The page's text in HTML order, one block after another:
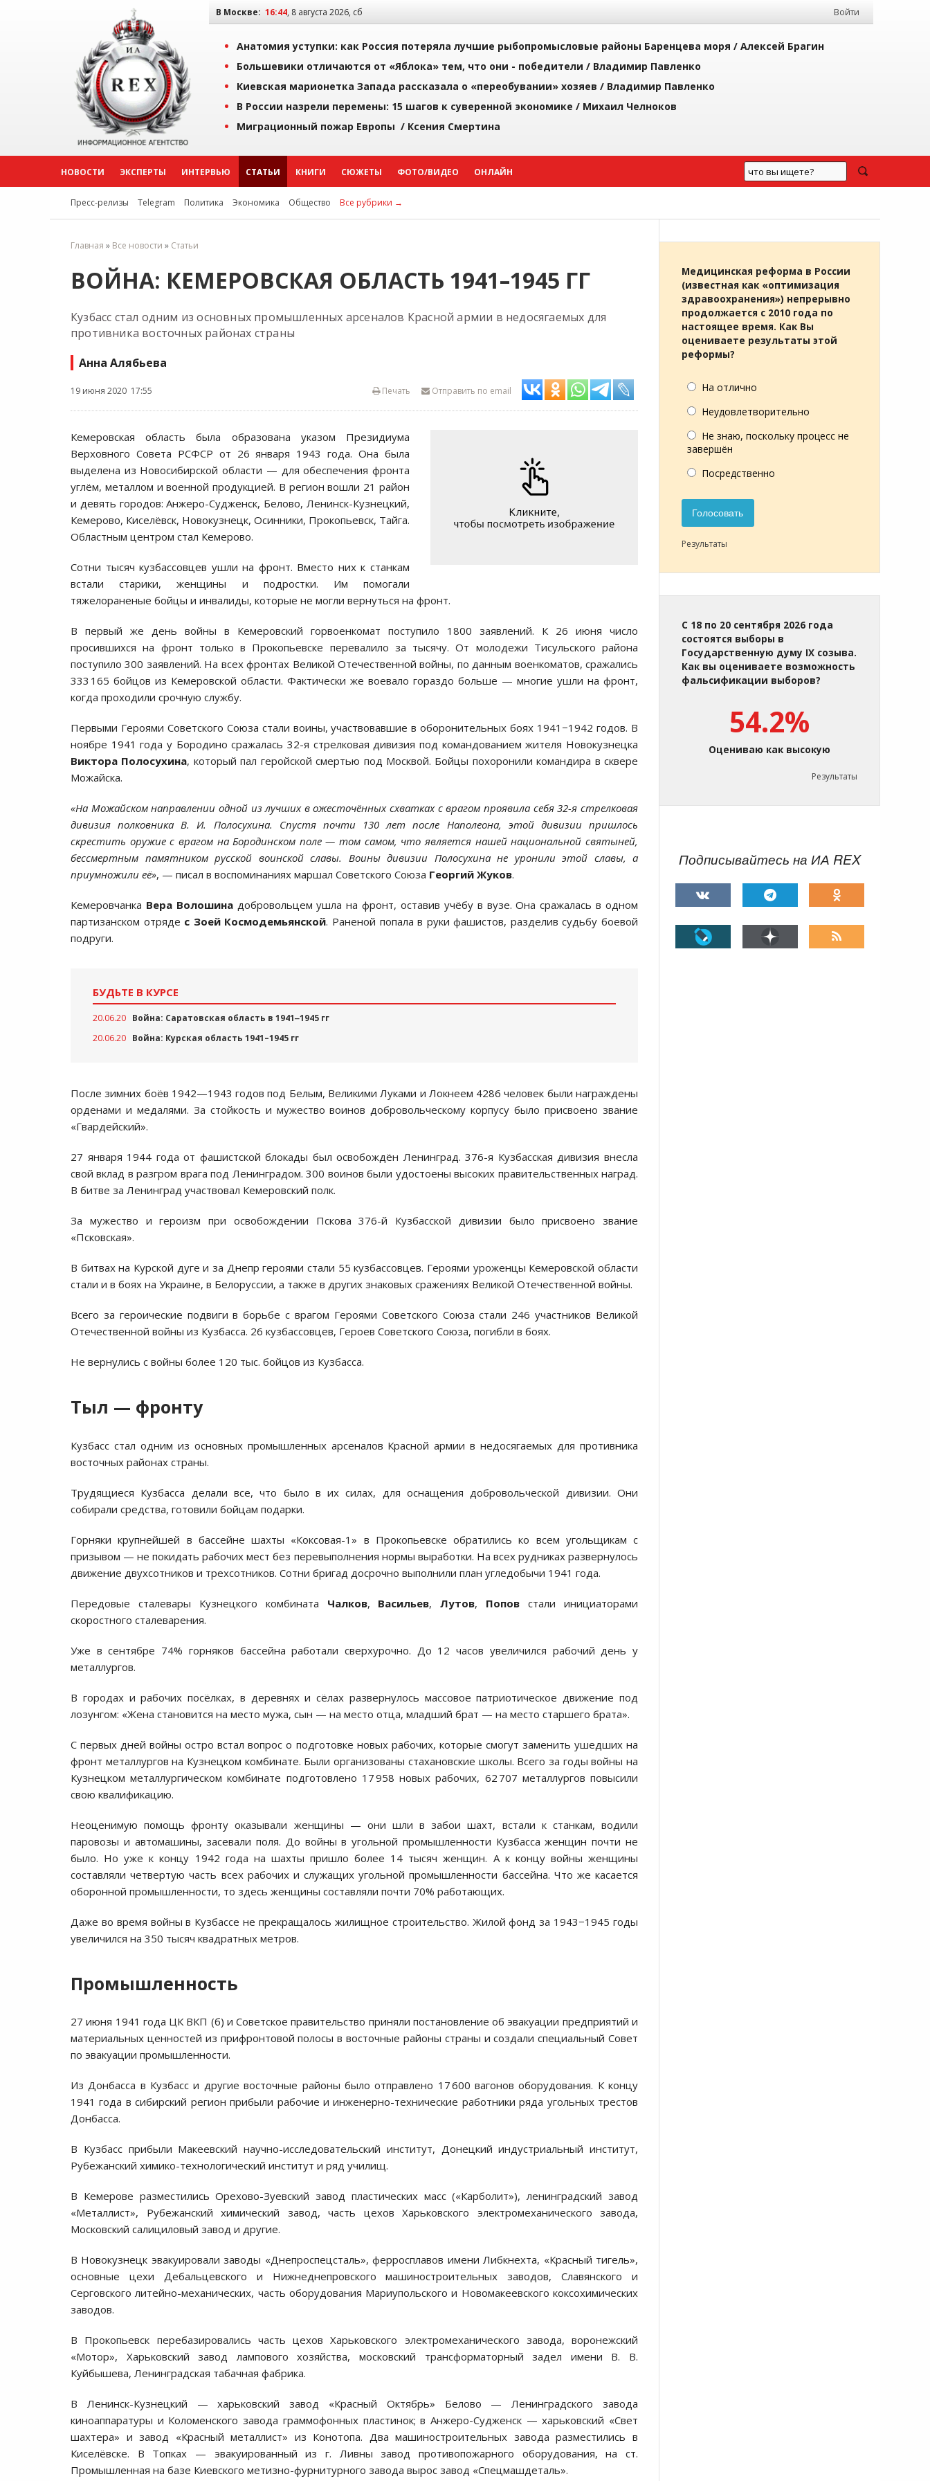
В Москве: 16:44, 8 августа 2026, сб Войти
Анатомия уступки: как Россия потеряла лучшие рыбопромысловые районы Баренцева моря / Алексей Брагин
Большевики отличаются от «Яблока» тем, что они - победители / Владимир Павленко
Киевская марионетка Запада рассказала о «переобувании» хозяев / Владимир Павленко
В России назрели перемены: 15 шагов к суверенной экономике / Михаил Челноков
Миграционный пожар Европы / Ксения Смертина
НОВОСТИ ЭКСПЕРТЫ ИНТЕРВЬЮ СТАТЬИ КНИГИ СЮЖЕТЫ ФОТО/ВИДЕО ОНЛАЙН
Пресс-релизы Telegram Политика Экономика Общество Все рубрики →
Главная » Все новости » Статьи
ВОЙНА: КЕМЕРОВСКАЯ ОБЛАСТЬ 1941–1945 ГГ
Кузбасс стал одним из основных промышленных арсеналов Красной армии в недосягаемых для
противника восточных районах страны
Анна Алябьева
19 июня 2020 17:55 Отправить по email
Печать
Кемеровская область была образована указом Президиума
Верховного Совета РСФСР от 26 января 1943 года. Она была
выделена из Новосибирской области — для обеспечения фронта
углём, металлом и военной продукцией. В регион вошли 21 район
и девять городов: Анжеро-Судженск, Белово, Ленинск-Кузнецкий,
Кемерово, Киселёвск, Новокузнецк, Осинники, Прокопьевск, Тайга.
Областным центром стал Кемерово.
Сотни тысяч кузбассовцев ушли на фронт. Вместо них к станкам
встали старики, женщины и подростки. Им помогали
тяжелораненые бойцы и инвалиды, которые не могли вернуться на фронт.
В первый же день войны в Кемеровский горвоенкомат поступило 1800 заявлений. К 26 июня число
просившихся на фронт только в Прокопьевске перевалило за тысячу. От молодежи Тисульского района
поступило 300 заявлений. На всех фронтах Великой Отечественной войны, по данным военкоматов, сражались
333 165 бойцов из Кемеровской области. Фактически же воевало гораздо больше — многие ушли на фронт,
когда проходили срочную службу.
Первыми Героями Советского Союза стали воины, участвовавшие в оборонительных боях 1941−1942 годов. В
ноябре 1941 года у Бородино сражалась 32-я стрелковая дивизия под командованием жителя Новокузнецка
Виктора Полосухина, который пал геройской смертью под Москвой. Бойцы похоронили командира в сквере
Можайска.
«На Можайском направлении одной из лучших в ожесточённых схватках с врагом проявила себя 32-я стрелковая
дивизия полковника В. И. Полосухина. Спустя почти 130 лет после Наполеона, этой дивизии пришлось
скрестить оружие с врагом на Бородинском поле — том самом, что является нашей национальной святыней,
бессмертным памятником русской воинской славы. Воины дивизии Полосухина не уронили этой славы, а
приумножили её», — писал в воспоминаниях маршал Советского Союза Георгий Жуков.
Кемеровчанка Вера Волошинадобровольцем ушла на фронт, оставив учёбу в вузе. Она сражалась в одном
партизанском отряде с Зоей Космодемьянской. Раненой попала в руки фашистов, разделив судьбу боевой
подруги.
БУДЬТЕ В КУРСЕ
20.06.20 Война: Саратовская область в 1941‒1945 гг
20.06.20 Война: Курская область 1941–1945 гг
После зимних боёв 1942—1943 годов под Белым, Великими Луками и Локнеем 4286 человек были награждены
орденами и медалями. За стойкость и мужество воинов добровольческому корпусу было присвоено звание
«Гвардейский».
27 января 1944 года от фашистской блокады был освобождён Ленинград. 376-я Кузбасская дивизия внесла
свой вклад в разгром врага под Ленинградом. 300 воинов были удостоены высоких правительственных наград.
В битве за Ленинград участвовал Кемеровский полк.
За мужество и героизм при освобождении Пскова 376-й Кузбасской дивизии было присвоено звание
«Псковская».
В битвах на Курской дуге и за Днепр героями стали 55 кузбассовцев. Героями уроженцы Кемеровской области
стали и в боях на Украине, в Белоруссии, а также в других знаковых сражениях Великой Отечественной войны.
Всего за героические подвиги в борьбе с врагом Героями Советского Союза стали 246 участников Великой
Отечественной войны из Кузбасса. 26 кузбассовцев, Героев Советского Союза, погибли в боях.
Не вернулись с войны более 120 тыс. бойцов из Кузбасса.
Тыл — фронту
Кузбасс стал одним из основных промышленных арсеналов Красной армии в недосягаемых для противника
восточных районах страны.
Трудящиеся Кузбасса делали все, что было в их силах, для оснащения добровольческой дивизии. Они
собирали средства, готовили бойцам подарки.
Горняки крупнейшей в бассейне шахты «Коксовая-1» в Прокопьевске обратились ко всем угольщикам с
призывом — не покидать рабочих мест без перевыполнения нормы выработки. На всех рудниках развернулось
движение двухсотников и трехсотников. Сотни бригад досрочно выполнили план угледобычи 1941 года.
Передовые сталевары Кузнецкого комбината Чалков, Васильев,Лутов, Попов стали инициаторами
скоростного сталеварения.
Уже в сентябре 74% горняков бассейна работали сверхурочно. До 12 часов увеличился рабочий день у
металлургов.
В городах и рабочих посёлках, в деревнях и сёлах развернулось массовое патриотическое движение под
лозунгом: «Жена становится на место мужа, сын — на место отца, младший брат — на место старшего брата».
С первых дней войны остро встал вопрос о подготовке новых рабочих, которые смогут заменить ушедших на
фронт металлургов на Кузнецком комбинате. Были организованы стахановские школы. Всего за годы войны на
Кузнецком металлургическом комбинате подготовлено 17 958 новых рабочих, 62 707 металлургов повысили
свою квалификацию.
Неоценимую помощь фронту оказывали женщины — они шли в забои шахт, встали к станкам, водили
паровозы и автомашины, засевали поля. До войны в угольной промышленности Кузбасса женщин почти не
было. Но уже к концу 1942 года на шахты пришло более 14 тысяч женщин. А к концу войны женщины
составляли четвертую часть всех рабочих и служащих угольной промышленности бассейна. Что же касается
оборонной промышленности, то здесь женщины составляли почти 70% работающих.
Даже во время войны в Кузбассе не прекращалось жилищное строительство. Жилой фонд за 1943−1945 годы
увеличился на 350 тысяч квадратных метров.
Промышленность
27 июня 1941 года ЦК ВКП (б) и Советское правительство приняли постановление об эвакуации предприятий и
материальных ценностей из прифронтовой полосы в восточные районы страны и создали специальный Совет
по эвакуации промышленности.
Из Донбасса в Кузбасс и другие восточные районы было отправлено 17 600 вагонов оборудования. К концу
1941 года в сибирский регион прибыли рабочие и инженерно-технические работники ряда угольных трестов
Донбасса.
В Кузбасс прибыли Макеевский научно-исследовательский институт, Донецкий индустриальный институт,
Рубежанский химико-технологический институт и ряд училищ.
В Кемерове разместились Орехово-Зуевский завод пластических масс («Карболит»), ленинградский завод
«Металлист», Рубежанский химический завод, часть цехов Харьковского электромеханического завода,
Московский салициловый завод и другие.
В Новокузнецк эвакуировали заводы «Днепроспецсталь», ферросплавов имени Либкнехта, «Красный тигель»,
основные цехи Дебальцевского и Нижнеднепровского машиностроительных заводов, Славянского и
Серговского литейно-механических, часть оборудования Мариупольского и Новомакеевского коксохимических
заводов.
В Прокопьевск перебазировались часть цехов Харьковского электромеханического завода, воронежский
«Мотор», Харьковский завод лампового хозяйства, московский трансформаторный задел имени В. В.
Куйбышева, Ленинградская табачная фабрика.
В Ленинск-Кузнецкий — харьковский завод «Красный Октябрь» Белово — Ленинградского завода
киноаппаратуры и Коломенского завода граммофонных пластинок; в Анжеро-Судженск — харьковский «Свет
шахтера» и завод «Красный металлист» из Конотопа. Два машиностроительных завода разместились в
Киселёвске. В Топках — эвакуированный из г. Ливны завод противопожарного оборудования, на ст.
Промышленная на базе Киевского метизно-фурнитурного завода вырос завод «Спецмашдеталь».
Медицинская реформа в России
(известная как «оптимизация
здравоохранения») непрерывно
продолжается с 2010 года по
настоящее время. Как Вы
оцениваете результаты этой
реформы?
На отлично
Неудовлетворительно
Не знаю, поскольку процесс не
завершён
Посредственно
Голосовать
Результаты
С 18 по 20 сентября 2026 года
состоятся выборы в
Государственную думу IX созыва.
Как вы оцениваете возможность
фальсификации выборов?
54.2%
Оцениваю как высокую
Результаты
Подписывайтесь на ИА REX